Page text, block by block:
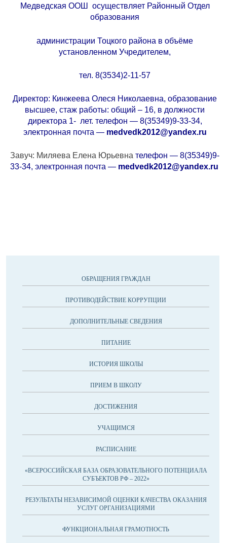
Медведская ООШ осуществляет Районный Отдел
образования
администрации Тоцкого района в объёме
установленном Учредителем,
тел. 8(3534)2-11-57
Директор: Кинжеева Олеся Николаевна, образование
высшее, стаж работы: общий – 16, в должности
директора 1- лет. телефон — 8(35349)9-33-34,
электронная почта — medvedk2012@yandex.ru
Завуч: Миляева Елена Юрьевна телефон — 8(35349)9-
33-34, электронная почта — medvedk2012@yandex.ru
ОБРАЩЕНИЯ ГРАЖДАН
ПРОТИВОДЕЙСТВИЕ КОРРУПЦИИ
ДОПОЛНИТЕЛЬНЫЕ СВЕДЕНИЯ
ПИТАНИЕ
ИСТОРИЯ ШКОЛЫ
ПРИЕМ В ШКОЛУ
ДОСТИЖЕНИЯ
УЧАЩИМСЯ
РАСПИСАНИЕ
«ВСЕРОССИЙСКАЯ БАЗА ОБРАЗОВАТЕЛЬНОГО ПОТЕНЦИАЛА
СУБЪЕКТОВ РФ – 2022»
РЕЗУЛЬТАТЫ НЕЗАВИСИМОЙ ОЦЕНКИ КАЧЕСТВА ОКАЗАНИЯ
УСЛУГ ОРГАНИЗАЦИЯМИ
ФУНКЦИОНАЛЬНАЯ ГРАМОТНОСТЬ